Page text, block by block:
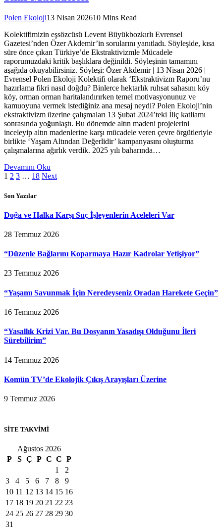
Polen Ekoloji13 Nisan 202610 Mins Read
Kolektifimizin eşsözcüsü Levent Büyükbozkırlı Evrensel
Gazetesi’nden Özer Akdemir’in sorularını yanıtladı. Söyleşide, kısa
süre önce çıkan Türkiye’de Ekstraktivizmle Mücadele
raporumuzdaki kritik başlıklara değinildi. Söyleşinin tamamını
aşağıda okuyabilirsiniz. Söyleşi: Özer Akdemir | 13 Nisan 2026 |
Evrensel Polen Ekoloji Kolektifi olarak ‘Ekstraktivizm Raporu’nu
hazırlama fikri nasıl doğdu? Binlerce hektarlık ruhsat sahasını köy
köy, orman orman haritalandırırken temel motivasyonunuz ve
kamuoyuna vermek istediğiniz ana mesaj neydi? Polen Ekoloji’nin
ekstraktivizm üzerine çalışmaları 13 Şubat 2024’teki İliç katliamı
sonrasında yoğunlaştı. Bu dönemde altın madeni projelerini
inceleyip altın madenlerine karşı mücadele veren çevre örgütleriyle
birlikte ‘Yaşam Altından Değerlidir’ kampanyasını oluşturma
çalışmalarına ağırlık verdik. 2025 yılı baharında…
Devamını Oku
1 2 3 … 18 Next
Son Yazılar
Doğa ve Halka Karşı Suç İşleyenlerin Aceleleri Var
28 Temmuz 2026
“Düzenle Bağlarını Koparmaya Hazır Kadrolar Yetişiyor”
23 Temmuz 2026
“Yaşamı Savunmak İçin Neredeyseniz Oradan Harekete Geçin”
16 Temmuz 2026
“Yasallık Krizi Var. Bu Dosyanın Yasadışı Olduğunu İleri
Sürebilirim”
14 Temmuz 2026
Komün TV’de Ekolojik Çıkış Arayışları Üzerine
9 Temmuz 2026
SİTE TAKVİMİ
Ağustos 2026
P
S Ç P C C P
1
2
3
4 5 6 7 8
9
10 11 12 13 14 15 16
17 18 19 20 21 22 23
24 25 26 27 28 29 30
31